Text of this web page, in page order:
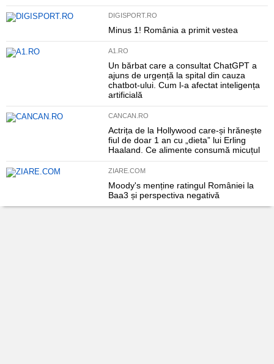
DIGISPORT.RO
Minus 1! România a primit vestea
A1.RO
Un bărbat care a consultat ChatGPT a
ajuns de urgență la spital din cauza
chatbot-ului. Cum l-a afectat inteligența
artificială
CANCAN.RO
Actrița de la Hollywood care-și hrănește
fiul de doar 1 an cu „dieta” lui Erling
Haaland. Ce alimente consumă micuțul
ZIARE.COM
Moody's menține ratingul României la
Baa3 și perspectiva negativă